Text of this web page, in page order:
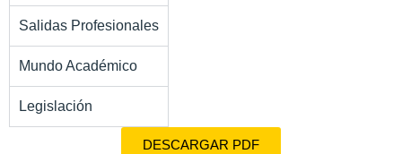
Salidas Profesionales
Mundo Académico
Legislación
DESCARGAR PDF